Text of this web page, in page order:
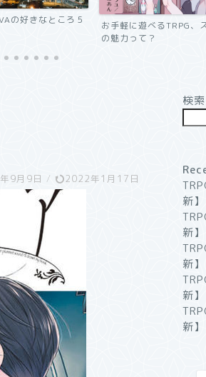
の好きなところ５
お手軽に遊べるTRPG、
の魅力って？
9月9日 / 2022年1月17日
検索
新】
新】
新】
新】
新】